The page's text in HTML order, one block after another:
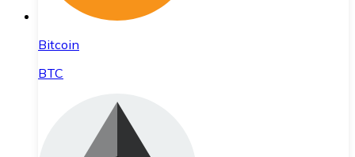
Bitcoin
BTC